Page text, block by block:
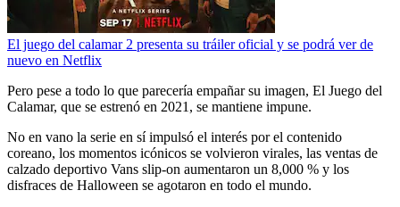
El juego del calamar 2 presenta su tráiler oficial y se podrá ver de
nuevo en Netflix
Pero pese a todo lo que parecería empañar su imagen, El Juego del
Calamar, que se estrenó en 2021, se mantiene impune.
No en vano la serie en sí impulsó el interés por el contenido
coreano, los momentos icónicos se volvieron virales, las ventas de
calzado deportivo Vans slip-on aumentaron un 8,000 % y los
disfraces de Halloween se agotaron en todo el mundo.